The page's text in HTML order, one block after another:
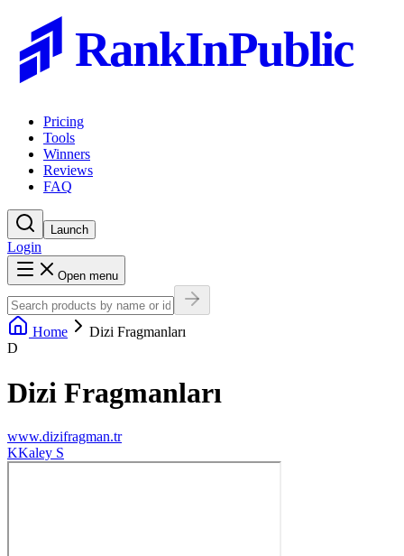
RankInPublic
Pricing
Tools
Winners
Reviews
FAQ
Launch
Login
Open menu
Home
Dizi Fragmanları
D
Dizi Fragmanları
www.dizifragman.tr
KKaley S